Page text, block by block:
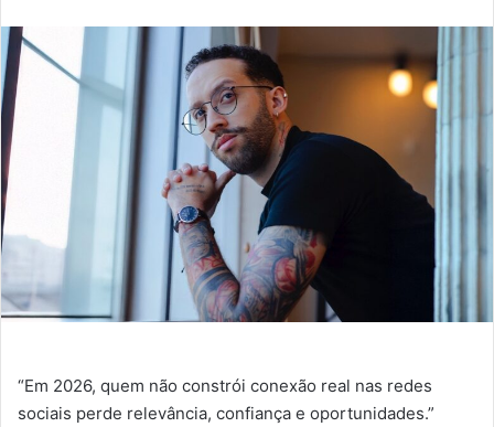
“Em 2026, quem não constrói conexão real nas redes
sociais perde relevância, confiança e oportunidades.”